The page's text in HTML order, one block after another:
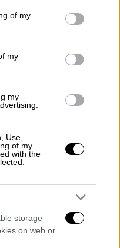
You may click to
its third-party tags to
in below Google
of my
my
my
Use,
of my
with the
storage
on web or
μια σειρά
στο
καταφέρει να
του
Ιράν.
μεγάλο βαθμό
ένα πέμπτο του
ελλείψεις σε
των τιμών